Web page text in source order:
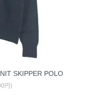
SKIPPER POLO
円)